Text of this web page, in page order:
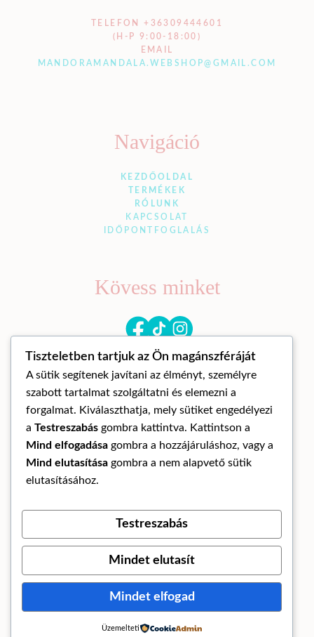
TELEFON +36309444601
(H-P 9:00-18:00)
EMAIL
MANDORAMANDALA.WEBSHOP@GMAIL.COM
Navigáció
KEZDŐOLDAL
TERMÉKEK
RÓLUNK
KAPCSOLAT
IDŐPONTFOGLALÁS
Kövess minket
© Mandora mandala 2026
ÁLTALÁNOS SZERZŐDÉSI FELTÉTELEK
Az oldalt készítette:
Tiszteletben tartjuk az Ön magánszféráját
A sütik segítenek javítani az élményt, személyre
szabott tartalmat szolgáltatni és elemezni a
forgalmat. Kiválaszthatja, mely sütiket engedélyezi
a Testreszabás gombra kattintva. Kattintson a
Mind elfogadása gombra a hozzájáruláshoz, vagy a
Mind elutasítása gombra a nem alapvető sütik
elutasításához.
Testreszabás
Mindet elutasít
Mindet elfogad
Üzemelteti